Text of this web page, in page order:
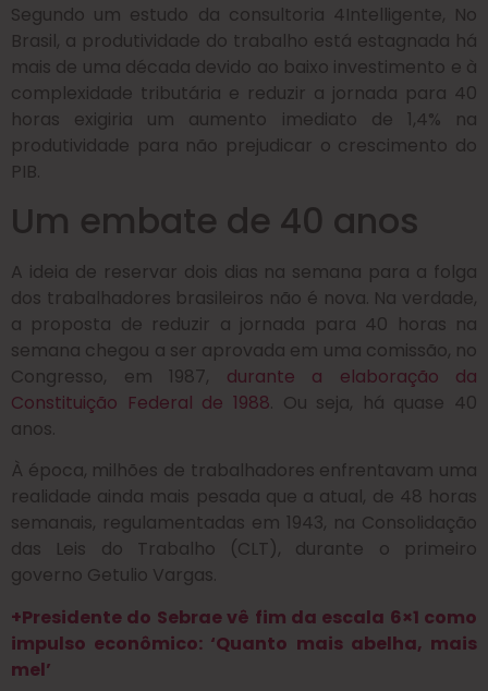
Segundo um estudo da consultoria 4Intelligente, No
Brasil, a produtividade do trabalho está estagnada há
mais de uma década devido ao baixo investimento e à
complexidade tributária e reduzir a jornada para 40
horas exigiria um aumento imediato de 1,4% na
produtividade para não prejudicar o crescimento do
PIB.
Um embate de 40 anos
A ideia de reservar dois dias na semana para a folga
dos trabalhadores brasileiros não é nova. Na verdade,
a proposta de reduzir a jornada para 40 horas na
semana chegou a ser aprovada em uma comissão, no
Congresso, em 1987, durante a elaboração da
Constituição Federal de 1988. Ou seja, há quase 40
anos.
À época, milhões de trabalhadores enfrentavam uma
realidade ainda mais pesada que a atual, de 48 horas
semanais, regulamentadas em 1943, na Consolidação
das Leis do Trabalho (CLT), durante o primeiro
governo Getulio Vargas.
+Presidente do Sebrae vê fim da escala 6×1 como
impulso econômico: ‘Quanto mais abelha, mais
mel’